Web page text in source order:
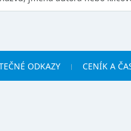
ODKAZY CENÍK A